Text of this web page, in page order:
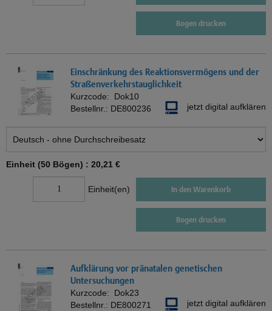
Bogen drucken
Einschränkung des Reaktionsvermögens und der
Straßenverkehrstauglichkeit
Kurzcode: Dok10
Bestellnr.: DE800236 jetzt digital aufklären
Einheit (50 Bögen) : 20,21 €
Einheit(en) In den Warenkorb
Bogen drucken
Aufklärung vor pränatalen genetischen
Untersuchungen
Kurzcode: Dok23
Bestellnr.: DE800271 jetzt digital aufklären